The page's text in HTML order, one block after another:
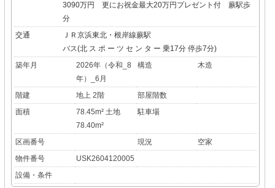
3090万円 更にお祝金最大20万円プレゼント付 蕨駅歩
分
交通
ＪＲ京浜東北・根岸線蕨駅
バス(北 ス ポ ー ツ セ ン タ ー 乗17分 停歩7分)
築年月
2026年（令和_8
年）_6月
構造 木造
階建 地上 2階
部屋階数
面積
78.45m² 土地
78.40m²
駐車場
区画番号 現況
空家
物件番号
USK2604120005
設備・条件